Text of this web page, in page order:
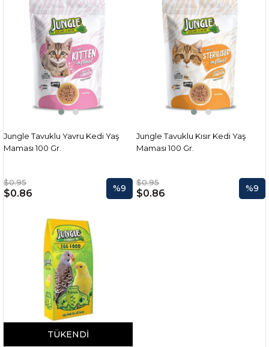
Jungle Tavuklu Yavru Kedi Yaş
Maması 100 Gr.
$0.95
$0.86 %9
Jungle Tavuklu Kısır Kedi Yaş
Maması 100 Gr.
$0.95
$0.86 %9
TÜKENDI